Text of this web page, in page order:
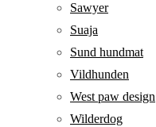
Sawyer
Suaja
Sund hundmat
Vildhunden
West paw design
Wilderdog